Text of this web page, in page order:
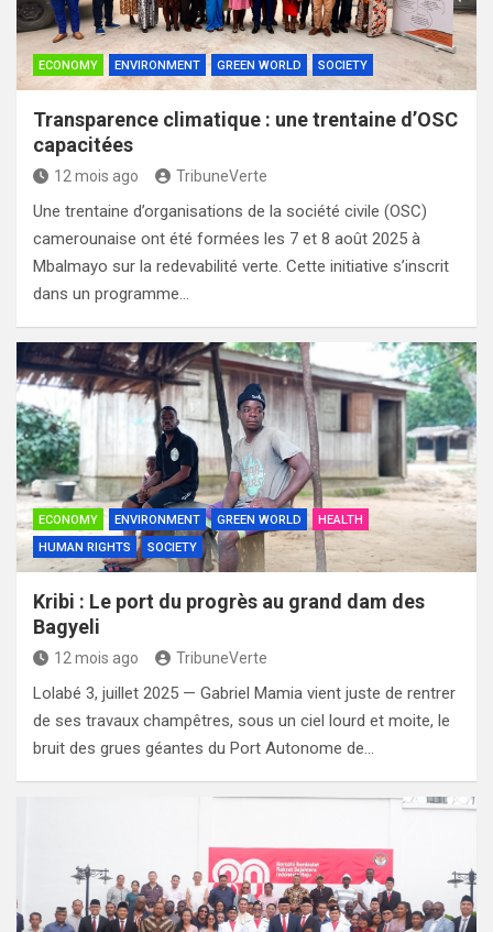
ECONOMY ENVIRONMENT GREEN WORLD SOCIETY
Transparence climatique : une trentaine d’OSC
capacitées
12 mois ago TribuneVerte
Une trentaine d’organisations de la société civile (OSC)
camerounaise ont été formées les 7 et 8 août 2025 à
Mbalmayo sur la redevabilité verte. Cette initiative s’inscrit
dans un programme…
ECONOMY ENVIRONMENT GREEN WORLD
HEALTH
HUMAN RIGHTS
SOCIETY
Kribi : Le port du progrès au grand dam des
Bagyeli
12 mois ago TribuneVerte
Lolabé 3, juillet 2025 — Gabriel Mamia vient juste de rentrer
de ses travaux champêtres, sous un ciel lourd et moite, le
bruit des grues géantes du Port Autonome de…